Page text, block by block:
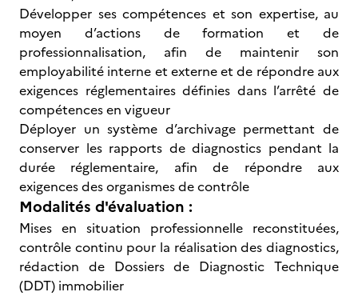
Développer ses compétences et son expertise, au
moyen d’actions de formation et de
professionnalisation, afin de maintenir son
employabilité interne et externe et de répondre aux
exigences réglementaires définies dans l’arrêté de
compétences en vigueur
Déployer un système d’archivage permettant de
conserver les rapports de diagnostics pendant la
durée réglementaire, afin de répondre aux
exigences des organismes de contrôle
Modalités d'évaluation :
Mises en situation professionnelle reconstituées,
contrôle continu pour la réalisation des diagnostics,
rédaction de Dossiers de Diagnostic Technique
(DDT) immobilier